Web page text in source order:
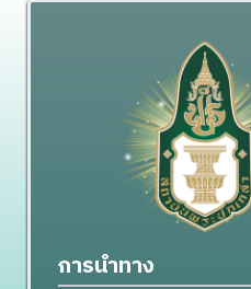
การนำทาง